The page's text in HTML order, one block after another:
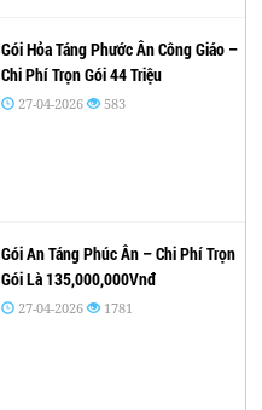
Gói Hỏa Táng Phước Ân Công Giáo –
Chi Phí Trọn Gói 44 Triệu
27-04-2026 583
Gói An Táng Phúc Ân – Chi Phí Trọn
Gói Là 135,000,000Vnđ
27-04-2026 1781